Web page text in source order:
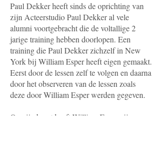
Paul Dekker heeft sinds de oprichting van
zijn Acteerstudio Paul Dekker al vele
alumni voortgebracht die de voltallige 2
jarige training hebben doorlopen. Een
training die Paul Dekker zichzelf in New
York bij William Esper heeft eigen gemaakt.
Eerst door de lessen zelf te volgen en daarna
door het observeren van de lessen zoals
deze door William Esper werden gegeven.
Op zijn beurt heeft William Esper zijn